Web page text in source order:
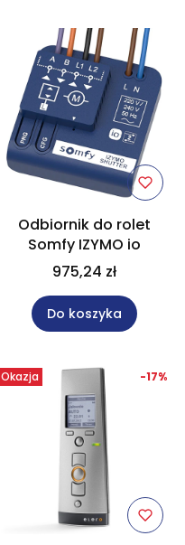
Odbiornik do rolet
Somfy IZYMO io
975,24 zł
Do koszyka
Okazja -17%